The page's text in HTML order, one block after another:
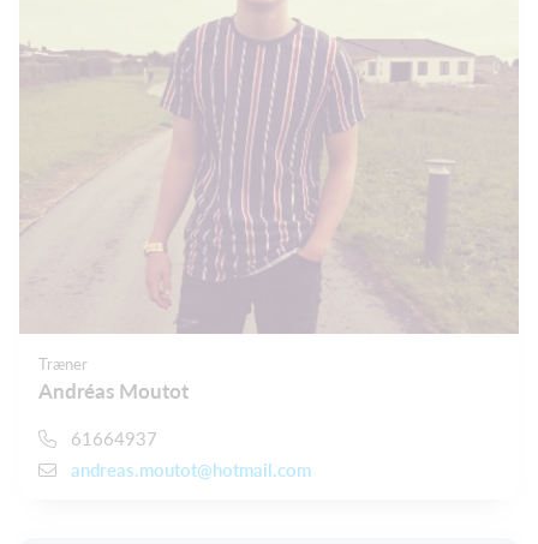
Træner
Andréas Moutot
61664937
andreas.moutot@hotmail.com